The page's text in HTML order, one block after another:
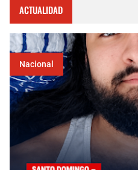
ACTUALIDAD
Nacional